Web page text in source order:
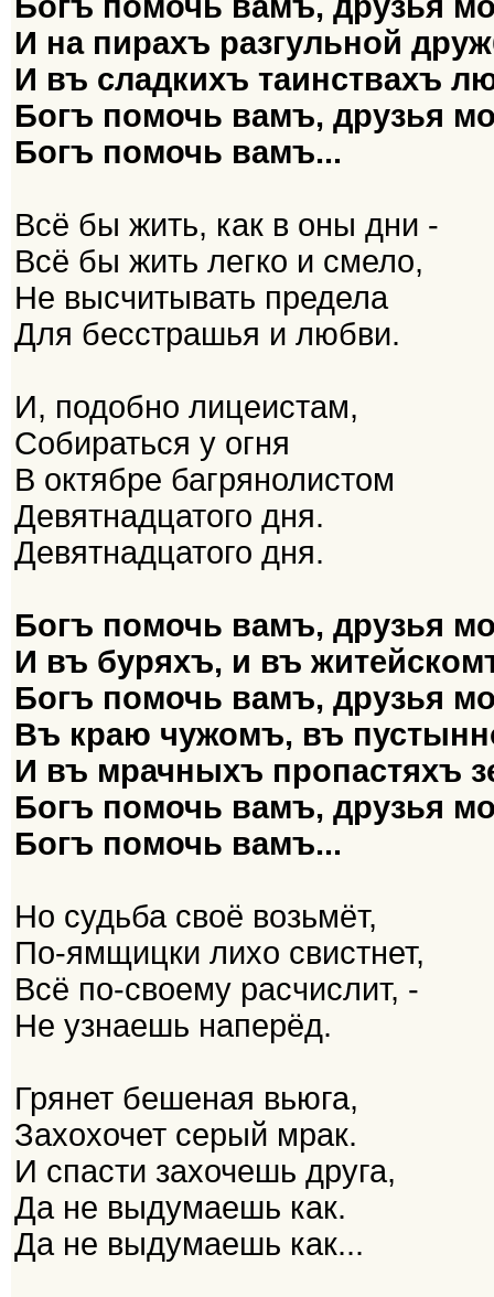
И на пирахъ разгульной
И въ сладкихъ таинствахъ
Богъ помочь вамъ, друзья
Богъ помочь вамъ...
Всё бы жить, как в оны дни -
Всё бы жить легко и смело,
Не высчитывать предела
Для бесстрашья и любви.
И, подобно лицеистам,
Собираться у огня
В октябре багрянолистом
Девятнадцатого дня.
Девятнадцатого дня.
Богъ помочь вамъ, друзья
И въ буряхъ, и въ
Богъ помочь вамъ, друзья
Въ краю чужомъ, въ
И въ мрачныхъ пропастяхъ
Богъ помочь вамъ, друзья
Богъ помочь вамъ...
Но судьба своё возьмёт,
По-ямщицки лихо свистнет,
Всё по-своему расчислит, -
Не узнаешь наперёд.
Грянет бешеная вьюга,
Захохочет серый мрак.
И спасти захочешь друга,
Да не выдумаешь как.
Да не выдумаешь как...